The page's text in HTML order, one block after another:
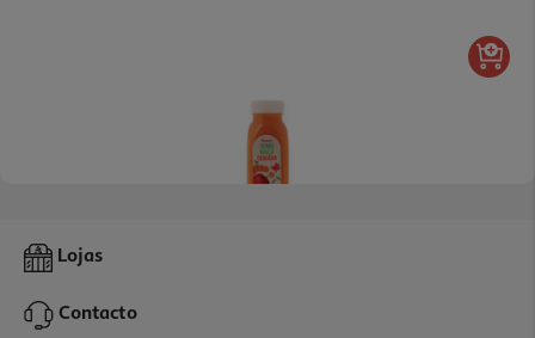
Sumo Maçã Cenoura Auchan Cultivamos O Bom 250ml
1,09 €
Lojas
Contacto